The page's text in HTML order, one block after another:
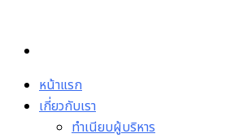
content
หน้าแรก
เกี่ยวกับเรา
ทำเนียบผู้บริหาร